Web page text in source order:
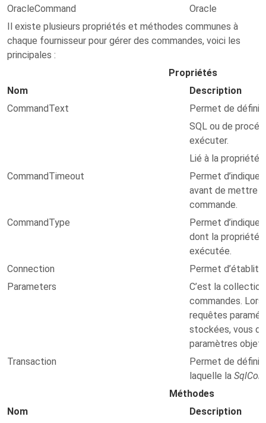
OracleCommand
Oracle
Il existe plusieurs propriétés et méthodes communes à
chaque fournisseur pour gérer des commandes, voici les
principales :
Propriétés
Nom
Description
CommandText
Permet de définir
SQL ou de
exécuter.
Lié à la propriété
CommandTimeout
Permet
avant de mettre
commande.
CommandType
Permet
dont la propriété
exécutée.
Connection
Permet d’établit
Parameters
C’est la
commandes.
requêtes
stockées, vous
paramètres objet
Transaction
Permet de définir
laquelle la
Méthodes
Nom
Description